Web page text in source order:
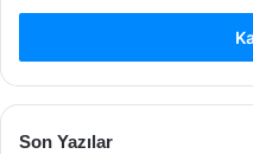
Son Yazılar